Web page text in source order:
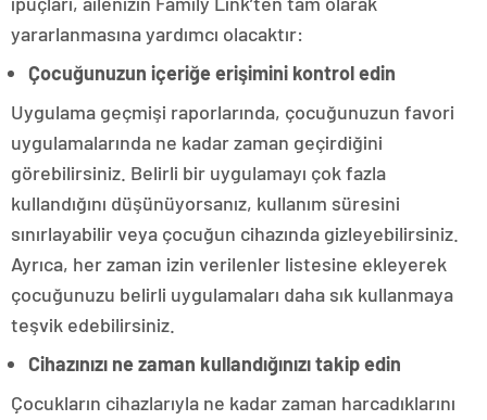
yararlanmasına yardımcı olacaktır:
Çocuğunuzun içeriğe erişimini kontrol edin
Uygulama geçmişi raporlarında, çocuğunuzun favori
uygulamalarında ne kadar zaman geçirdiğini
görebilirsiniz. Belirli bir uygulamayı çok fazla
kullandığını düşünüyorsanız, kullanım süresini
sınırlayabilir veya çocuğun cihazında gizleyebilirsiniz.
Ayrıca, her zaman izin verilenler listesine ekleyerek
çocuğunuzu belirli uygulamaları daha sık kullanmaya
teşvik edebilirsiniz.
Cihazınızı ne zaman kullandığınızı takip edin
Çocukların cihazlarıyla ne kadar zaman harcadıklarını